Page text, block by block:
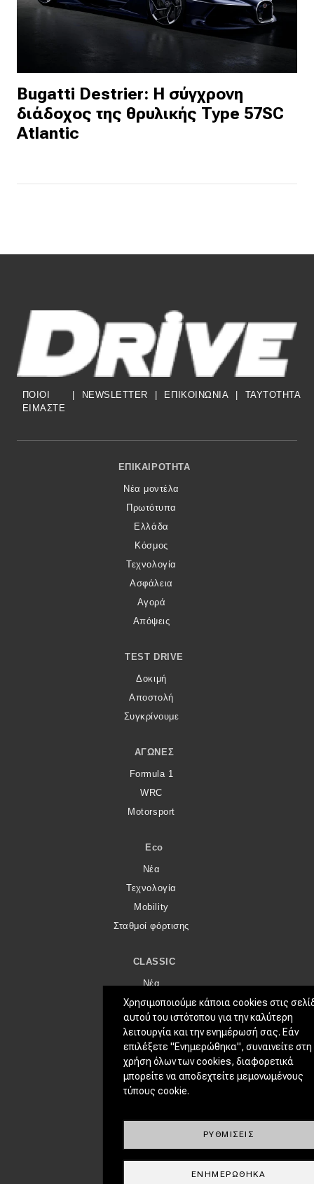
Bugatti Destrier: Η σύγχρονη
διάδοχος της θρυλικής Type 57SC
Atlantic
ΠΟΙΟΙ
ΕΙΜΑΣΤΕ
NEWSLETTER ΕΠΙΚΟΙΝΩΝΙΑ TAYTOTHTA
Footer Menu
ΕΠΙΚΑΙΡΌΤΗΤΑ
Νέα μοντέλα
Πρωτότυπα
Ελλάδα
Κόσμος
Τεχνολογία
Ασφάλεια
Αγορά
Απόψεις
TEST DRIVE
Δοκιμή
Αποστολή
Συγκρίνουμε
ΑΓΏΝΕΣ
Formula 1
WRC
Motorsport
Eco
Νέα
Τεχνολογία
Mobility
Σταθμοί φόρτισης
CLASSIC
Νέα
Παρουσιάσεις
DRIVE AWAY
MOTO
ΜΕΤΑΧΕΙΡΙΣΜΈΝΟ
ΧΡΗΣΤΙΚΆ
Χρησιμοποιούμε κάποια cookies στις
αυτού του ιστότοπου για την καλύτερη
λειτουργία και την ενημέρωσή σας. Εάν
επιλέξετε "Ενημερώθηκα", συναινείτε στη
χρήση όλων των cookies, διαφορετικά
μπορείτε να αποδεχτείτε μεμονωμένους
τύπους cookie.
ΡΥΘΜΊΣΕΙΣ
ΕΝΗΜΕΡΏΘΗΚΑ